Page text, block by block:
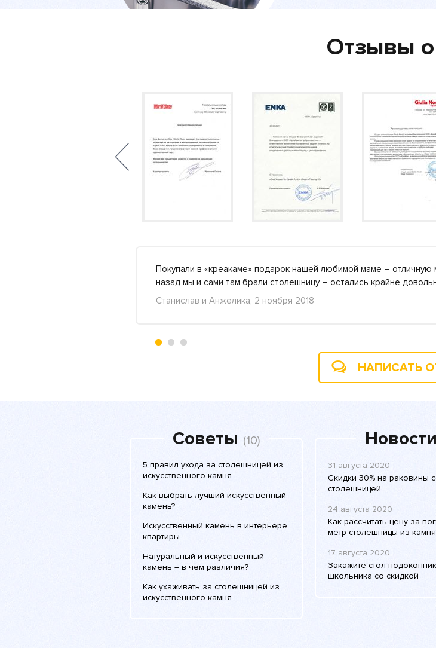
Отзывы о
Покупали в «креакаме» подарок нашей любимой маме – отличную
назад мы и сами там брали столешницу – остались крайне
Станислав и Анжелика, 2 ноября 2018
НАПИСАТЬ
Советы (10)
5 правил ухода за столешницей из
искусственного камня
Как выбрать лучший искусственный
камень?
Искусственный камень в интерьере
квартиры
Натуральный и искусственный
камень – в чем различия?
Как ухаживать за столешницей из
искусственного камня
Новости
31 августа 2020
Скидки 30% на раковины
столешницей
24 августа 2020
Как рассчитать цену за
метр столешницы из
17 августа 2020
Закажите стол-
школьника со скидкой